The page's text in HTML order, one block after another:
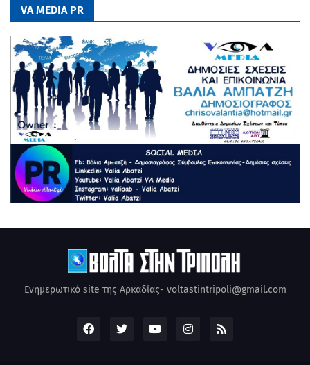
VA MEDIA PR
Ενημερωτικό site της Αρκαδίας- voltastintripoli@gmail.com